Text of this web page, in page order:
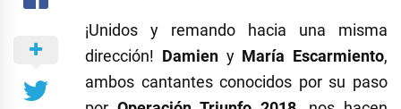
¡Unidos y remando hacia una misma
dirección! Damieny María Escarmiento,
ambos cantantes conocidos por su paso